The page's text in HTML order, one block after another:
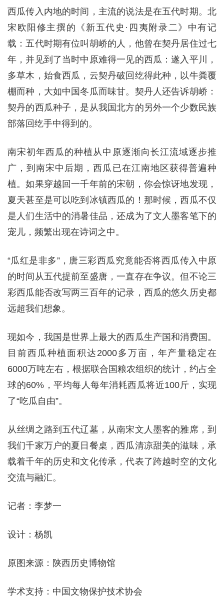
西瓜传入内地的时间，主流的说法是在五代时期。北
宋欧阳修主撰的《新五代史·四夷附录二》中有记
载：五代时期有位叫胡峤的人，他曾在契丹居住过七
年，并见到了当时中原难得一见的西瓜：遂入平川，
多草木，始食西瓜，云契丹破回纥得此种，以牛粪覆
棚而种，大如中国冬瓜而味甘。契丹人还告诉胡峤：
契丹的西瓜种子，是从我国北方的另外一个少数民族
部落回纥手中得到的。
南宋初年西瓜的种植从中原逐渐向长江流域逐步推
广，到南宋中后期，西瓜已在江南地区获得普遍种
植。如果穿越回一千年前的宋朝，你会惊讶地发现，
夏天甚至是可以吃到冰镇西瓜的！那时候，西瓜不仅
是人们生活中的消暑佳品，还成为了文人墨客笔下的
宠儿，频繁出现在诗词之中。
“瓜红是非多”，唐三彩西瓜究竟能否将西瓜传入中原
的时间从五代提前至盛唐，一直存在争议。但不论三
彩西瓜能否改写两三百年的记录，西瓜的悠久历史都
远超我们想象。
现如今，我国是世界上最大的西瓜生产国和消费国。
目前西瓜种植面积达2000多万亩，年产量稳定在
6000万吨左右，根据联合国粮农组织的统计，约占全
球的60%，平均每人每年消耗西瓜将近100斤，实现
了“吃瓜自由”。
从丝绸之路到五代辽墓，从南宋文人墨客的雅席，到
我们千家万户的夏日餐桌，西瓜清凉甜美的滋味，承
载着千年的历史和文化传承，代表了跨越时空的文化
交流与融汇。
记者：李梦一
设计：杨凯
原图来源：陕西历史博物馆
学术支持：中国文物保护技术协会